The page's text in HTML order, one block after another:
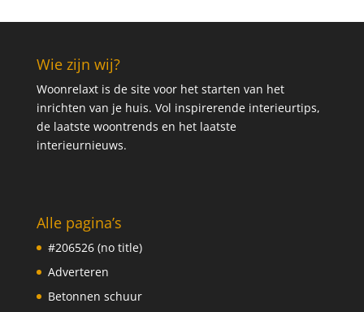
Wie zijn wij?
Woonrelaxt is de site voor het starten van het
inrichten van je huis. Vol inspirerende interieurtips,
de laatste woontrends en het laatste
interieurnieuws.
Alle pagina’s
#206526 (no title)
Adverteren
Betonnen schuur